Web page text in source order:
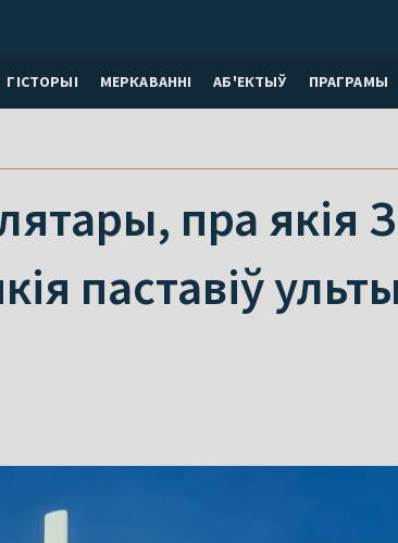
ГІСТОРЫІ МЕРКАВАННI АБ'ЕКТЫЎ ПРАГРАМЫ
пра якія
паставіў